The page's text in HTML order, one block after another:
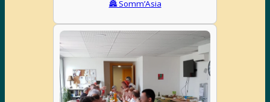
🏯 Somm’Asia